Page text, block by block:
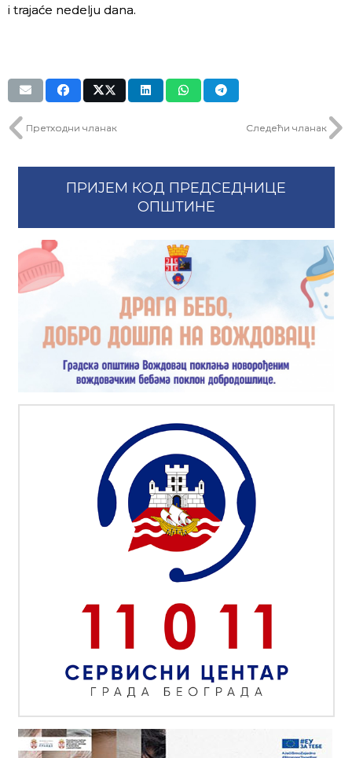
i trajaće nedelju dana.
Претходни чланак Следећи чланак
ПРИЈЕМ КОД ПРЕДСЕДНИЦЕ
ОПШТИНЕ